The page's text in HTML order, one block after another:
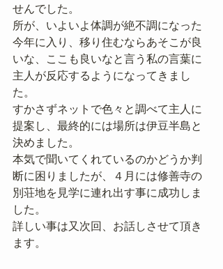
せんでした。
所が、いよいよ体調が絶不調になった
今年に入り、移り住むならあそこが良
いな、ここも良いなと言う私の言葉に
主人が反応するようになってきまし
た。
すかさずネットで色々と調べて主人に
提案し、最終的には場所は伊豆半島と
決めました。
本気で聞いてくれているのかどうか判
断に困りましたが、４月には修善寺の
別荘地を見学に連れ出す事に成功しま
した。
詳しい事は又次回、お話しさせて頂き
ます。